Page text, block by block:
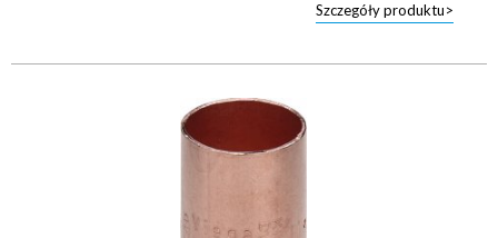
Szczegóły produktu>